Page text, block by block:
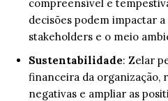
compreensível e
decisões podem impactar a
stakeholders e o meio
Sustentabilidade: Zelar
financeira da organização,
negativas e ampliar as